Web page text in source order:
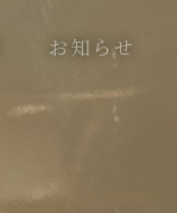
お知らせ